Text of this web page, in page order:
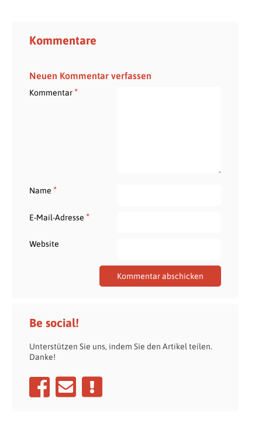
Kommentare
Neuen Kommentar verfassen
Kommentar*
Name *
E-Mail-Adresse *
Website
Be social!
Unterstützen Sie uns, indem Sie den Artikel teilen.
Danke!